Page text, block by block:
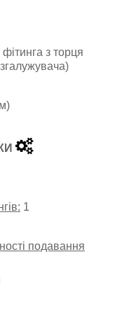
з торця
1
подавання